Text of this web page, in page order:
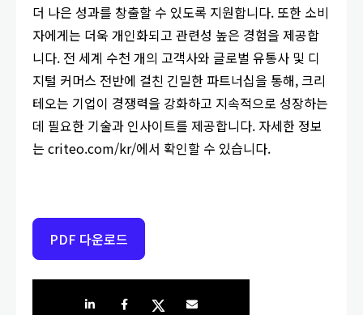
더 나은 성과를 창출할 수 있도록 지원합니다. 또한 소비
자에게는 더욱 개인화되고 관련성 높은 경험을 제공합
니다. 전 세계 수천 개의 고객사와 글로벌 유통사 및 디
지털 커머스 전반에 걸친 긴밀한 파트너십을 통해, 크리
테오는 기업이 경쟁력을 강화하고 지속적으로 성장하는
데 필요한 기술과 인사이트를 제공합니다. 자세한 정보
는 criteo.com/kr/에서 확인할 수 있습니다.
PDF 다운로드
Share on LinkedIn
Share on Facebook
Share on Twitter
Share by e-mail